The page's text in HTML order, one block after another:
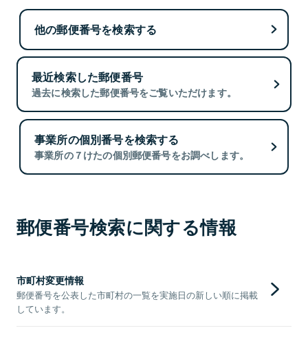
他の郵便番号を検索する
最近検索した郵便番号
過去に検索した郵便番号をご覧いただけます。
事業所の個別番号を検索する
事業所の７けたの個別郵便番号をお調べします。
郵便番号検索に関する情報
市町村変更情報
郵便番号を公表した市町村の一覧を実施日の新しい順に掲載
しています。